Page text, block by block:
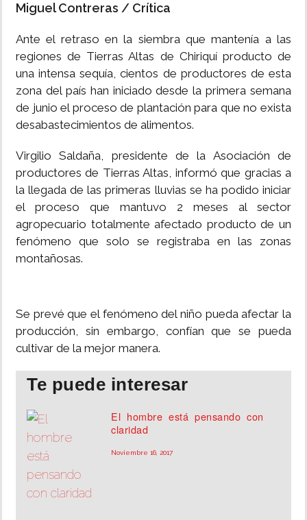
INSÓLITAS
MULTIMEDIA
Miguel Contreras / Crítica
Ante el retraso en la siembra que mantenía a las
regiones de Tierras Altas de Chiriquí producto de
una intensa sequía, cientos de productores de esta
zona del país han iniciado desde la primera semana
de junio el proceso de plantación para que no exista
desabastecimientos de alimentos.
Virgilio Saldaña, presidente de la Asociación de
productores de Tierras Altas, informó que gracias a
la llegada de las primeras lluvias se ha podido iniciar
el proceso que mantuvo 2 meses al sector
agropecuario totalmente afectado producto de un
fenómeno que solo se registraba en las zonas
montañosas.
Se prevé que el fenómeno del niño pueda afectar la
producción, sin embargo, confían que se pueda
cultivar de la mejor manera.
Te puede interesar
El hombre está pensando con
claridad
Noviembre 16, 2017